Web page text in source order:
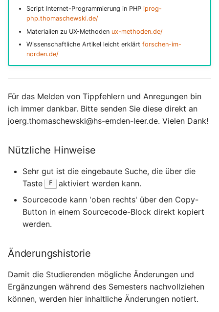
4.6.1 Funktionen
4.6.2 Rekursion
4.6.3 Klassen-Grundlagen
Kapselung mit privaten
Attributen
Methoden und Klassen
4.6.6 Fehlerprüfung und
Absicherung
4.6.7 Zwei Klassen im
Zusammenspiel
4.9 Verzeichnisse
bearbeiten
Script Internet-Programmierung in PHP iprog-
php.thomaschewski.de/
Materialien zu UX-Methoden ux-methoden.de/
Wissenschaftliche Artikel leicht erklärt forschen-im-
norden.de/
Für das Melden von Tippfehlern und Anregungen bin
ich immer dankbar. Bitte senden Sie diese direkt an
joerg.thomaschewski@hs-emden-leer.de. Vielen Dank!
Nützliche Hinweise
Sehr gut ist die eingebaute Suche, die über die
Taste
F aktiviert werden kann.
Sourcecode kann 'oben rechts' über den Copy-
Button in einem Sourcecode-Block direkt kopiert
werden.
Änderungshistorie
Damit die Studierenden mögliche Änderungen und
Ergänzungen während des Semesters nachvollziehen
können, werden hier inhaltliche Änderungen notiert.